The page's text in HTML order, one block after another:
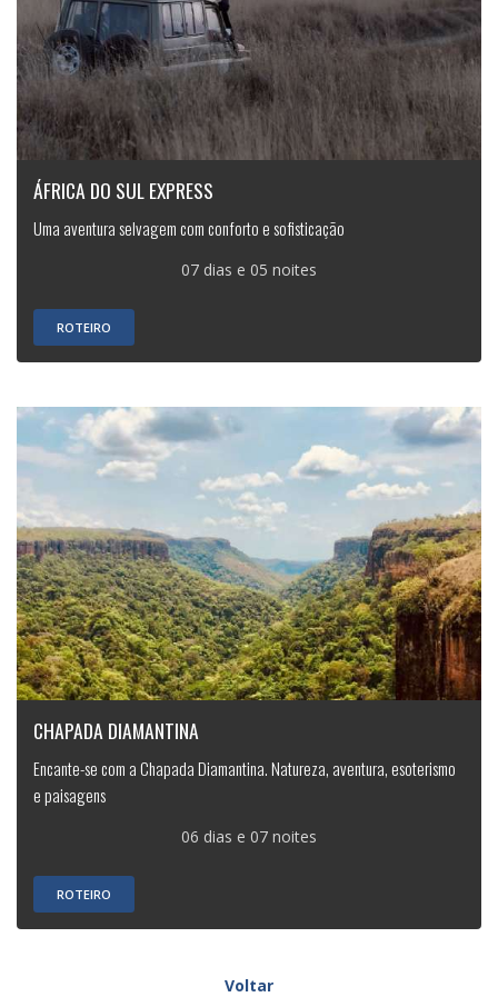
ÁFRICA DO SUL EXPRESS
Uma aventura selvagem com conforto e sofisticação
07 dias e 05 noites
ROTEIRO
CHAPADA DIAMANTINA
Encante-se com a Chapada Diamantina. Natureza, aventura, esoterismo
e paisagens
06 dias e 07 noites
ROTEIRO
Voltar